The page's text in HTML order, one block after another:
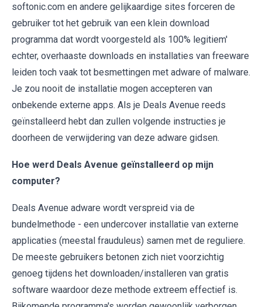
softonic.com en andere gelijkaardige sites forceren de
gebruiker tot het gebruik van een klein download
programma dat wordt voorgesteld als 100% legitiem'
echter, overhaaste downloads en installaties van freeware
leiden toch vaak tot besmettingen met adware of malware.
Je zou nooit de installatie mogen accepteren van
onbekende externe apps. Als je Deals Avenue reeds
geïnstalleerd hebt dan zullen volgende instructies je
doorheen de verwijdering van deze adware gidsen.
Hoe werd Deals Avenue geïnstalleerd op mijn
computer?
Deals Avenue adware wordt verspreid via de
bundelmethode - een undercover installatie van externe
applicaties (meestal frauduleus) samen met de reguliere.
De meeste gebruikers betonen zich niet voorzichtig
genoeg tijdens het downloaden/installeren van gratis
software waardoor deze methode extreem effectief is.